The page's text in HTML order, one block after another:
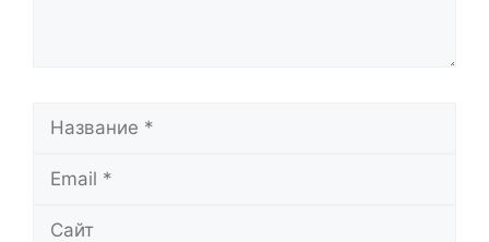
Название
Email
Сайт